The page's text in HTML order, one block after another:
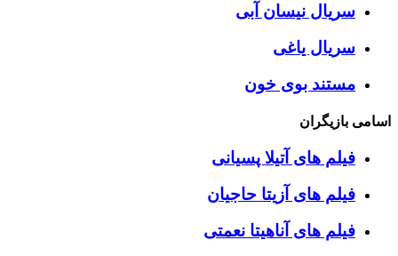
سریال نیسان آبی
سریال یاغی
مستند بوی خون
اسامی بازیگران
فیلم های آتیلا پسیانی
فیلم های آزیتا حاجیان
فیلم های آناهیتا نعمتی